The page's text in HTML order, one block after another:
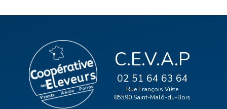
C.E.V.A.P
02 51 64 63 64
Rue François Viète
85590 Saint-Malô-du-Bois